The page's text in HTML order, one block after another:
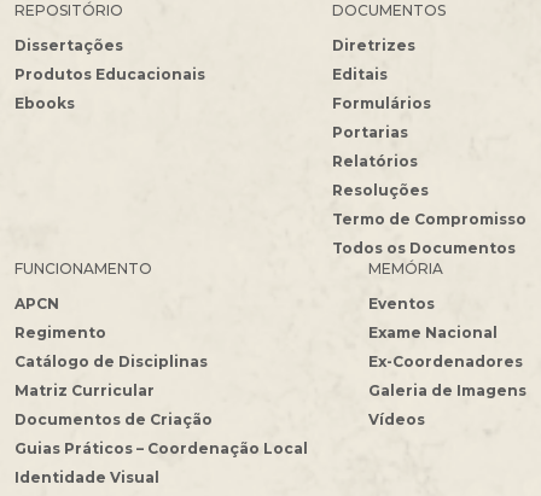
REPOSITÓRIO
Dissertações
Produtos Educacionais
Ebooks
DOCUMENTOS
Diretrizes
Editais
Formulários
Portarias
Relatórios
Resoluções
Termo de Compromisso
Todos os Documentos
FUNCIONAMENTO
APCN
Regimento
Catálogo de Disciplinas
Matriz Curricular
Documentos de Criação
Guias Práticos – Coordenação Local
Identidade Visual
MEMÓRIA
Eventos
Exame Nacional
Ex-Coordenadores
Galeria de Imagens
Vídeos